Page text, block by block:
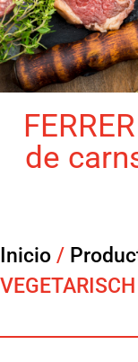
de
Inicio /
VEGETARISCH